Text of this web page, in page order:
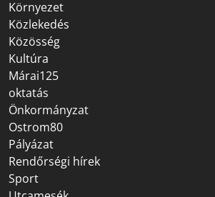
Környezet
Közlekedés
Közösség
Kultúra
Márai125
oktatás
Önkormányzat
Ostrom80
Pályázat
Rendőrségi hírek
Sport